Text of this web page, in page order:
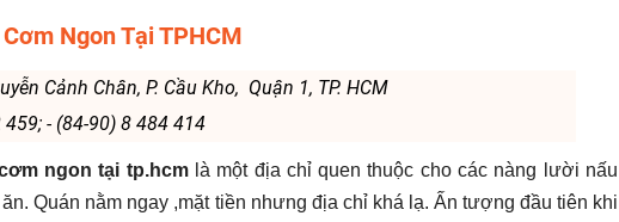
Ngon Tại TPHCM
Cảnh Chân, P. Cầu Kho, Quận 1, TP. HCM
459; - (84-90) 8 484 414
ngon tại tp.hcmlà một địa chỉ quen thuộc cho các nàng lười nấu
Quán nằm ngay ,mặt tiền nhưng địa chỉ khá lạ. Ấn tượng đầu tiên khi